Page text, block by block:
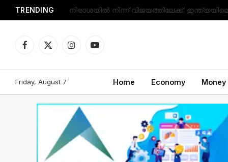
Facebook
X
InstagramYouTube
Friday, August 7 Home Economy Money